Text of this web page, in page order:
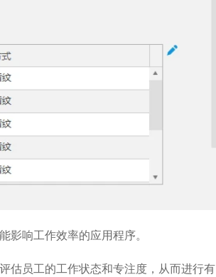
影响工作效率的应用程序。
估员工的工作状态和专注度，从而进行有